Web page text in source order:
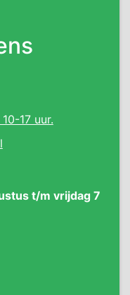
17 uur.
t/m vrijdag 7